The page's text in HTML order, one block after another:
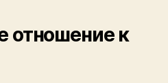
отношение к